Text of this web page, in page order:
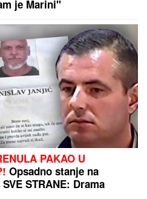
ZANEDELjU, 9.
ima porodične, Lav
Škorpija probleme u
u sukobu sa